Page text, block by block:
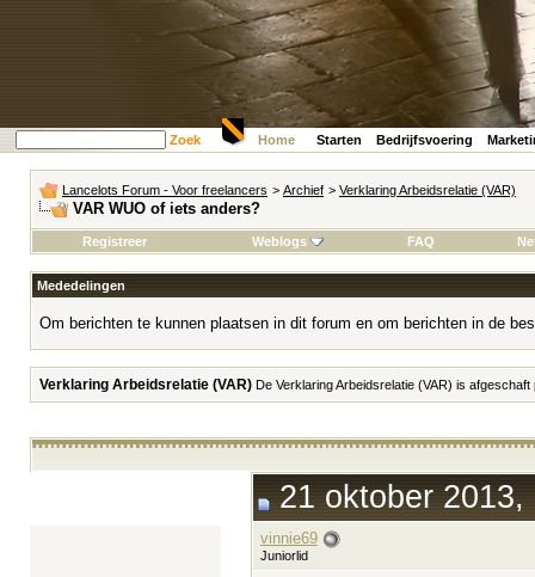
Zoek Home Starten Bedrijfsvoering
Lancelots Forum - Voor freelancers > Archief > Verklaring Arbeidsrelatie (VAR)
VAR WUO of iets anders?
Registreer Weblogs FAQ
Mededelingen
Om berichten te kunnen plaatsen in dit forum en om berichten in de
Verklaring Arbeidsrelatie (VAR) De Verklaring Arbeidsrelatie (VAR) is
21 oktober 2013,
vinnie69
Juniorlid